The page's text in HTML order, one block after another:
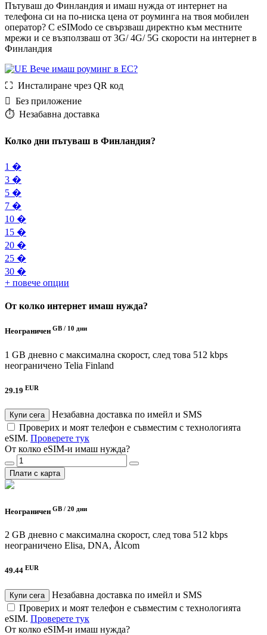
Пътуваш до Финландия и имаш нужда от интернет на
телефона си на по-ниска цена от роуминга на твоя мобилен
оператор? С eSIModo се свързваш директно към местните
мрежи и се възползваш от 3G/ 4G/ 5G скорости на интернет в
Финландия
Вече имаш роуминг в ЕС?
⛶️️ Инсталиране чрез QR код
️ Без приложение
⏱️️ Незабавна доставка
Колко дни пътуваш в Финландия?
1 �
3 �
5 �
7 �
10 �
15 �
20 �
25 �
30 �
+ повече опции
От колко интернет имаш нужда?
Неограничен GB / 10 дни
1 GB дневно с максимална скорост, след това 512 kbps
неограничено Telia Finland
29.19 EUR
Купи сега
Незабавна доставка по имейл и SMS
Проверих и моят телефон е съвместим с технологията
eSIM. Проверете тук
От колко eSIM-и имаш нужда?
Плати с карта
Неограничен GB / 20 дни
2 GB дневно с максимална скорост, след това 512 kbps
неограничено Elisa, DNA, Ålcom
49.44 EUR
Купи сега
Незабавна доставка по имейл и SMS
Проверих и моят телефон е съвместим с технологията
eSIM. Проверете тук
От колко eSIM-и имаш нужда?